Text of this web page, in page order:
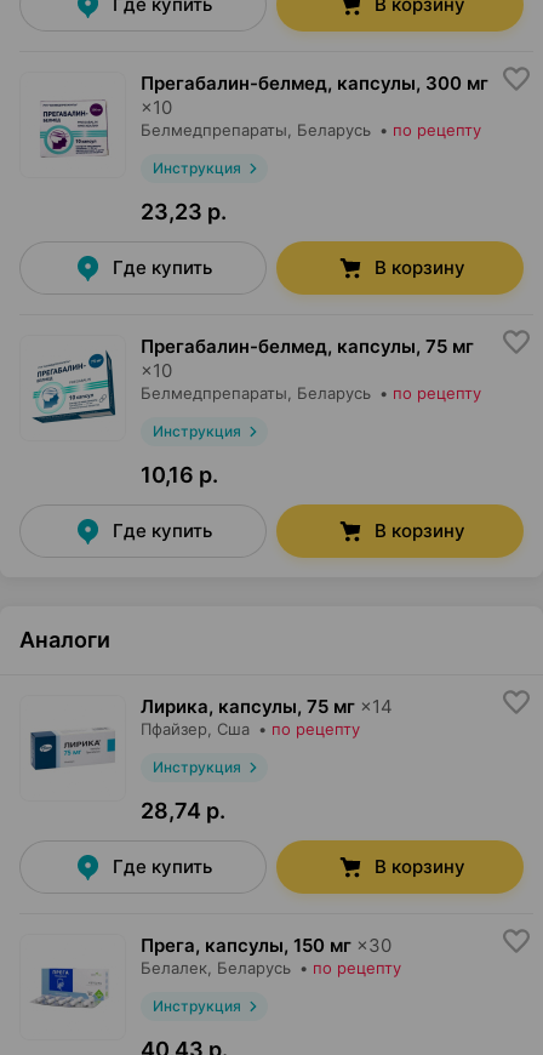
Прегабалин-белмед, капсулы, 300 мг
×10
Белмедпрепараты , Беларусь • по рецепту
Инструкция
23,23 р.
Где купить В корзину
Прегабалин-белмед, капсулы, 75 мг
×10
Белмедпрепараты , Беларусь • по рецепту
Инструкция
10,16 р.
Где купить В корзину
Аналоги
Лирика, капсулы, 75 мг ×14
Пфайзер , Сша • по рецепту
Инструкция
28,74 р.
Где купить В корзину
Прега, капсулы, 150 мг ×30
Белалек , Беларусь • по рецепту
Инструкция
40,43 р.